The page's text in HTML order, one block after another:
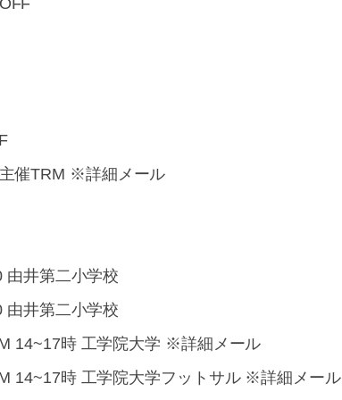
催TRM ※詳細メール
由井第二小学校
由井第二小学校
14~17時 工学院大学 ※詳細メール
14~17時 工学院大学フットサル ※詳細メール